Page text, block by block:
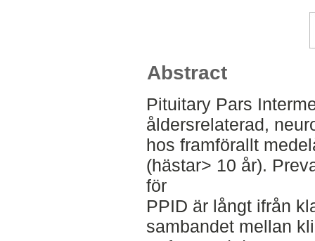
Abstract
Pituitary Pars
åldersrelaterad,
hos framförallt
(hästar> 10 år).
för
PPID är långt ifrån
sambandet mellan